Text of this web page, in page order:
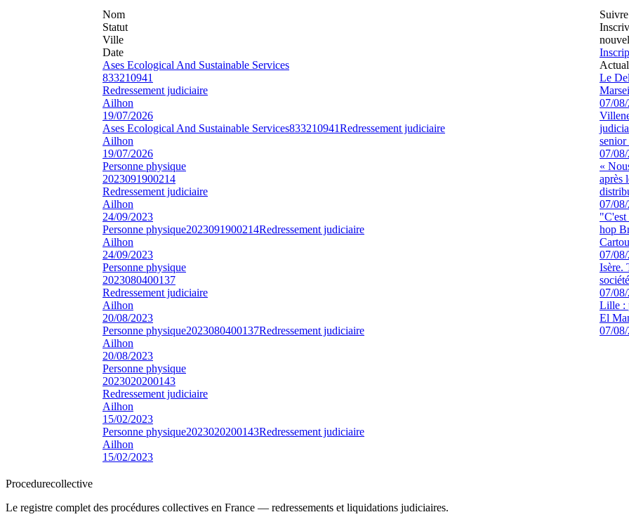
Nom
Statut
Ville
Date
Ases Ecological And Sustainable Services
833210941
Redressement judiciaire
Ailhon
19/07/2026
Ases Ecological And Sustainable Services833210941Redressement judiciaire
Ailhon
19/07/2026
Personne physique
2023091900214
Redressement judiciaire
Ailhon
24/09/2023
Personne physique2023091900214Redressement judiciaire
Ailhon
24/09/2023
Personne physique
2023080400137
Redressement judiciaire
Ailhon
20/08/2023
Personne physique2023080400137Redressement judiciaire
Ailhon
20/08/2023
Personne physique
2023020200143
Redressement judiciaire
Ailhon
15/02/2023
Personne physique2023020200143Redressement judiciaire
Ailhon
15/02/2023
Le
07/
07/
«
après
07/
"C'est
hop
07/
Isère.
07/
Lille :
El
07/
Procedurecollective
Le registre complet des procédures collectives en France — redressements et liquidations judiciaires.